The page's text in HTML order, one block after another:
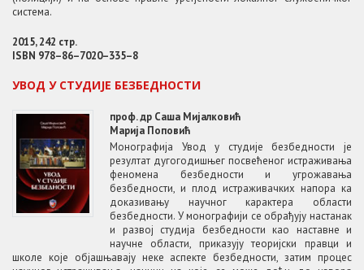
система.
2015, 242 стр.
ISBN 978–86–7020–335–8
УВОД У СТУДИЈЕ БЕЗБЕДНОСТИ
проф. др Саша Мијалковић
Марија Поповић
Монографија Увод у студије безбедности је
резултат дугогодишњег посвећеног истраживања
феномена безбедности и угрожавања
безбедности, и плод истраживачких напора ка
доказивању научног карактера области
безбедности. У монографији се обрађују настанак
и развој студија безбедности као наставне и
научне области, приказују теоријски правци и
школе које објашњавају неке аспекте безбедности, затим процес